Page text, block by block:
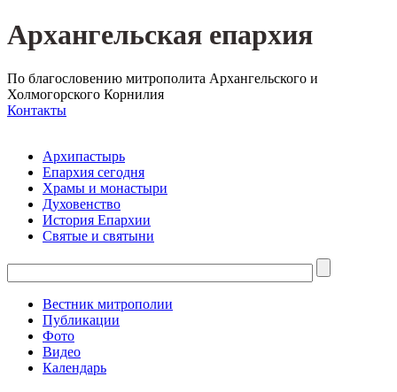
Архангельская епархия
По благословению митрополита Архангельского и
Холмогорского Корнилия
Контакты
Архипастырь
Епархия сегодня
Храмы и монастыри
Духовенство
История Епархии
Святые и святыни
Вестник митрополии
Публикации
Фото
Видео
Календарь